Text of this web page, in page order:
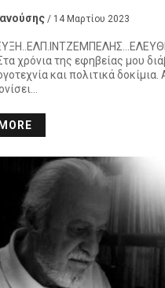
/ 14 Μαρτίου 2023
χρόνια της εφηβείας μου
και πολιτικά δοκίμια.